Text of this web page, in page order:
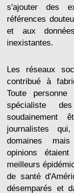
s'ajouter des
références
et aux
inexistantes.
Les réseaux
contribué à
Toute
spécialiste
journalistes
domaines
opinions
meilleurs
de santé
désemparés et